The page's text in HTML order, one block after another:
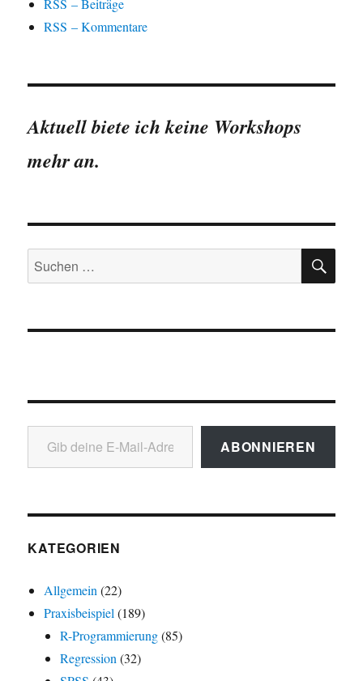
RSS – Beiträge
RSS – Kommentare
Aktuell biete ich keine Workshops
mehr an.
Suchen
nach:
Gib deine E-Mail-Adresse ein ...
ABONNIEREN
KATEGORIEN
Allgemein (22)
Praxisbeispiel (189)
R-Programmierung(85)
Regression (32)